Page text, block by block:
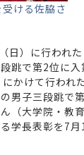
ける佐脇さ
日）に行われ
跳で第2位に
にかけて行わ
男子三段跳で
（大学院・教
学長表彰を7